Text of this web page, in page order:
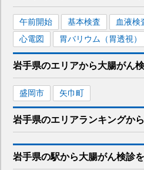
午前開始 基本検査 血液検
心電図
胃バリウム（胃透視）
岩手県のエリアから大腸がん
盛岡市 矢巾町
岩手県のエリアランキングから
岩手県の駅から大腸がん検診を